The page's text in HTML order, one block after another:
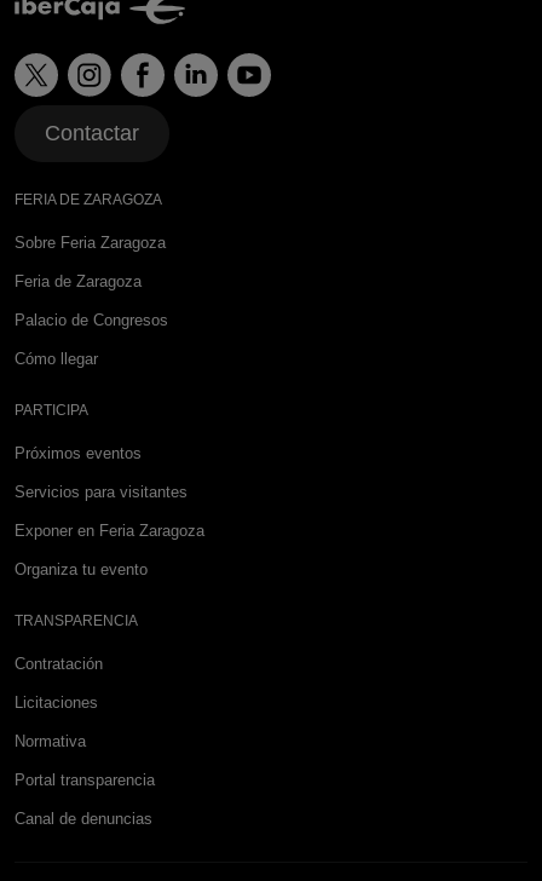
Contactar
FERIA DE ZARAGOZA
Sobre Feria Zaragoza
Feria de Zaragoza
Palacio de Congresos
Cómo llegar
PARTICIPA
Próximos eventos
Servicios para visitantes
Exponer en Feria Zaragoza
Organiza tu evento
TRANSPARENCIA
Contratación
Licitaciones
Normativa
Portal transparencia
Canal de denuncias